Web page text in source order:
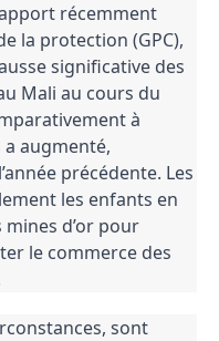
récemment
la protection (GPC),
significative des
Mali au cours du
à
a augmenté,
précédente. Les
les enfants en
d’or pour
le commerce des
sont